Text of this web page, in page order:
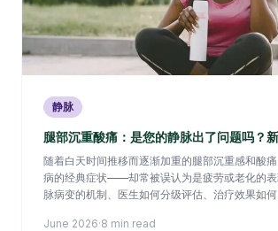
静脉
腿部沉重酸痛：是您的静脉出了问题吗？
随着白天时间推移而逐渐加重的腿部沉重感和酸
病的经典症状——却常被误认为是疲劳或老化的
脉病变的机制、医生如何分级评估、治疗效果如
June 2026·8 min read